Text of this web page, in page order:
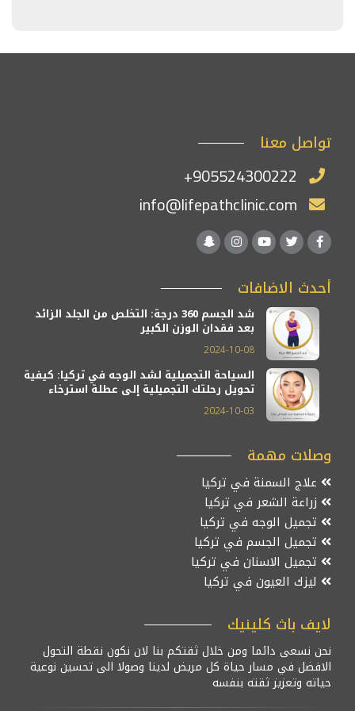
تواصل معنا
+905524300222
info@lifepathclinic.com
أحدث الاضافات
شد الجسم 360 درجة: التخلص من الجلد الزائد
بعد فقدان الوزن الكبير
2024-10-08
السياحة التجميلية لشد الوجه في تركيا: كيفية
تحويل رحلتك التجميلية إلى عطلة استرخاء
2024-10-03
وصلات مهمة
علاج السمنة في تركيا
زراعة الشعر في تركيا
تجميل الوجه في تركيا
تجميل الجسم في تركيا
تجميل الاسنان في تركيا
ليزك العيون في تركيا
لايف باث كلينيك
نحن نسعى دائما ومن خلال ثقتكم بنا لان نكون نقطة التحول
الافضل في مسار حياة كل مريض لدينا وصولا الى تحسين نوعية
حياته وتعزيز ثقته بنفسه